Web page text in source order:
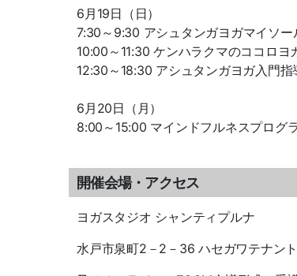
6月19日（日）
7:30～9:30 アシュタンガヨガマイソー
10:00～11:30 ケンハラクマのココロヨ
12:30～18:30 アシュタンガヨガ入門指
6月20日（月）
8:00～15:00 マインドフルネスプログ
開催会場・アクセス
ヨガスタジオ シャンティプルナ
水戸市泉町2－2－36 ハセガワテナン